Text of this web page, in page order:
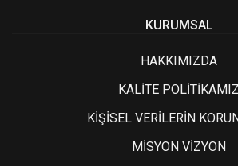
KURUMSAL
HAKKIMIZDA
KALİTE POLİTİKAMIZ
KİŞİSEL VERİLERİN
MİSYON VİZYON